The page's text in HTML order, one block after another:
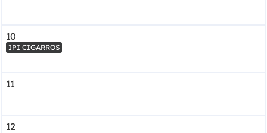
10
IPI CIGARROS
11
12